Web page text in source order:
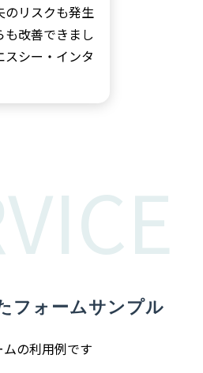
のリスクも発生
も改善できまし
スシー・インタ
フォームサンプル
の利用例です